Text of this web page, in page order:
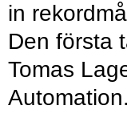
in
Den första
Tomas
Automation.